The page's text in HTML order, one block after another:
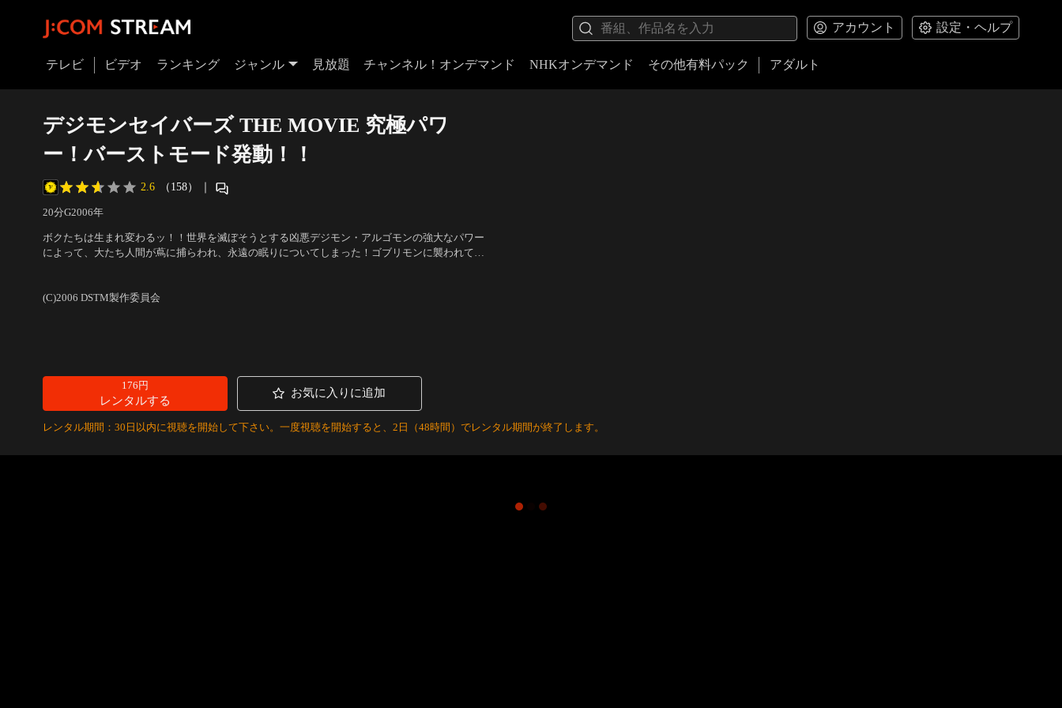
アカウント 設定・ヘルプ
テレビ ビデオ ランキング ジャンル 見放題 チャンネル！オンデマンド NHKオンデマンド その他有料パック アダルト
デジモンセイバーズ THE MOVIE 究極パワ
ー！バーストモード発動！！
2.6 （158） ｜
20分G2006年
ボクたちは生まれ変わるッ！！世界を滅ぼそうとする凶悪デジモン・アルゴモンの強大なパワー
によって、大たち人間が蔦に捕らわれ、永遠の眠りについてしまった！ゴブリモンに襲われてい
(C)2006 DSTM製作委員会
176円
レンタルする
お気に入りに追加
レンタル期間：30日以内に視聴を開始して下さい。一度視聴を開始すると、2日（48時間）でレンタル期間が終了します。